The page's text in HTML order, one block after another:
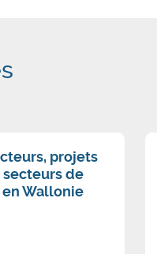
projets
de
Wallonie